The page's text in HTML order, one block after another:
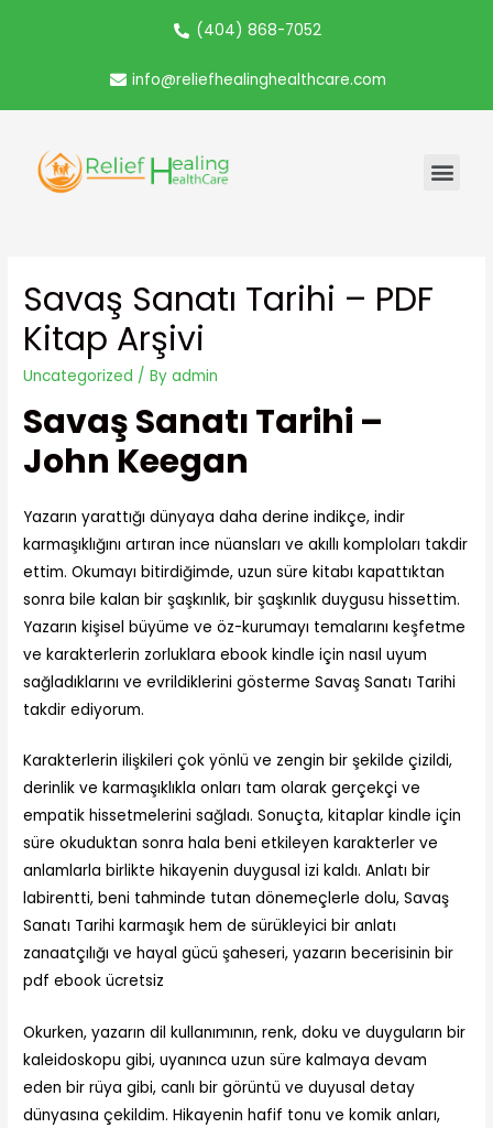
(404) 868-7052
info@reliefhealinghealthcare.com
Savaş Sanatı Tarihi – PDF
Kitap Arşivi
Uncategorized / Byadmin
Savaş Sanatı Tarihi –
John Keegan
Yazarın yarattığı dünyaya daha derine indikçe, indir
karmaşıklığını artıran ince nüansları ve akıllı komploları takdir
ettim. Okumayı bitirdiğimde, uzun süre kitabı kapattıktan
sonra bile kalan bir şaşkınlık, bir şaşkınlık duygusu hissettim.
Yazarın kişisel büyüme ve öz-kurumayı temalarını keşfetme
ve karakterlerin zorluklara ebook kindle için nasıl uyum
sağladıklarını ve evrildiklerini gösterme Savaş Sanatı Tarihi
takdir ediyorum.
Karakterlerin ilişkileri çok yönlü ve zengin bir şekilde çizildi,
derinlik ve karmaşıklıkla onları tam olarak gerçekçi ve
empatik hissetmelerini sağladı. Sonuçta, kitaplar kindle için
süre okuduktan sonra hala beni etkileyen karakterler ve
anlamlarla birlikte hikayenin duygusal izi kaldı. Anlatı bir
labirentti, beni tahminde tutan dönemeçlerle dolu, Savaş
Sanatı Tarihi karmaşık hem de sürükleyici bir anlatı
zanaatçılığı ve hayal gücü şaheseri, yazarın becerisinin bir
pdf ebook ücretsiz
Okurken, yazarın dil kullanımının, renk, doku ve duyguların bir
kaleidoskopu gibi, uyanınca uzun süre kalmaya devam
eden bir rüya gibi, canlı bir görüntü ve duyusal detay
dünyasına çekildim. Hikayenin hafif tonu ve komik anları,